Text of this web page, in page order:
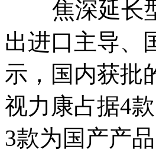
焦深延长型
出进口主导、
示，国内获批
视力康占据4
3款为国产产